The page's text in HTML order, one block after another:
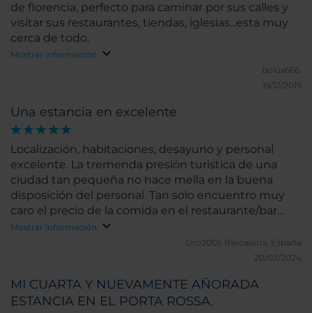
Una estancia en excelente
Localización, habitaciones, desayuno y personal
excelente. La tremenda presión turistica de una
ciudad tan pequeña no hace mella en la buena
disposición del personal. Tan solo encuentro muy
caro el precio de la comida en el restaurante/bar
(cenamos alli). Por lo demás: ¡Felicidades!
Mostrar información
Dro2001. Barcelona, España
20/02/2024
MI CUARTA Y NUEVAMENTE AÑORADA
ESTANCIA EN EL PORTA ROSSA.
de florencia, perfecto para caminar por sus calles y
visitar sus restaurantes, tiendas, iglesias...esta muy
cerca de todo.
Mostrar información
bolux666.
19/12/2019